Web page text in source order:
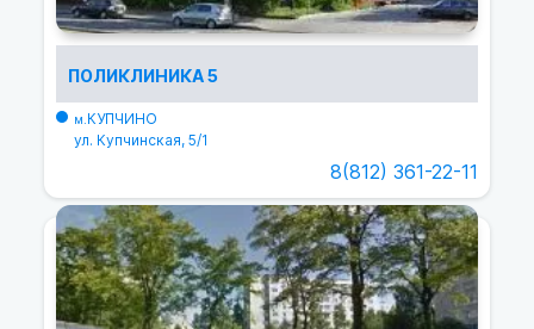
ПОЛИКЛИНИКА 5
м.КУПЧИНО
ул. Купчинская, 5/1
8(812) 361-22-11